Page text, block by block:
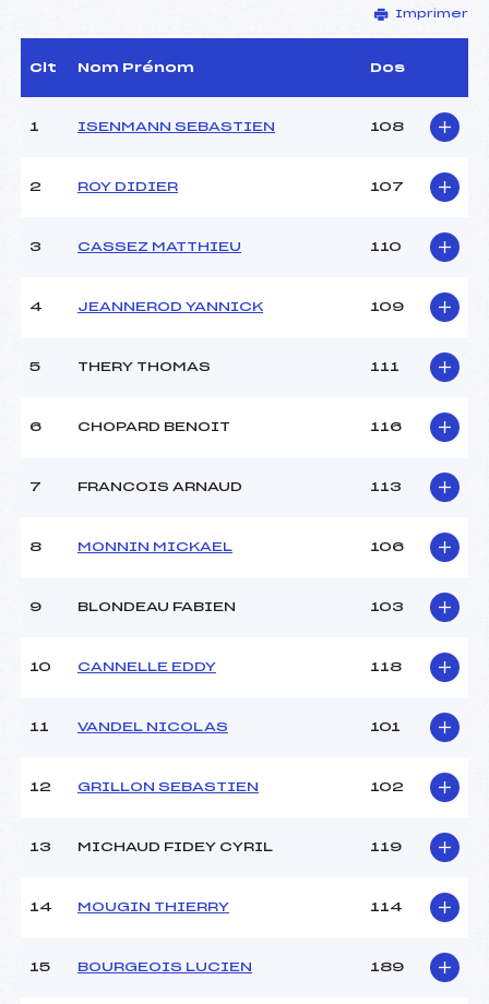
PAGNIER MICHEL (MJ)
D.T Adjoint :
–
Dir. Epreuve :
PAGNIER ALAIN (MJ)
CARACTÉRISTIQUES DE LA PISTE
Le Lernier
25 km
Point Bas :
1400
JEU->M12
Imprimer
Clt Nom Prénom Dos
1 ISENMANN SEBASTIEN 108
2 ROY DIDIER 107
3 CASSEZ MATTHIEU 110
4 JEANNEROD YANNICK 109
5 THERY THOMAS 111
6 CHOPARD BENOIT 116
7 FRANCOIS ARNAUD 113
8 MONNIN MICKAEL 106
9 BLONDEAU FABIEN 103
10 CANNELLE EDDY 118
11 VANDEL NICOLAS 101
12 GRILLON SEBASTIEN 102
13 MICHAUD FIDEY CYRIL 119
14 MOUGIN THIERRY 114
15 BOURGEOIS LUCIEN 189